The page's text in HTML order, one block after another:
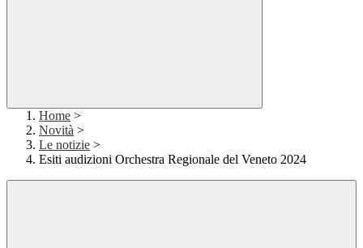
Home >
Novità >
Le notizie >
Esiti audizioni Orchestra Regionale del Veneto 2024